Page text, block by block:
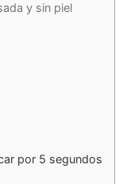
y sin piel
por 5 segundos